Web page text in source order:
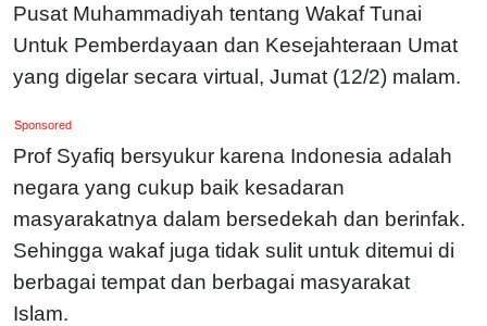
Pusat Muhammadiyah tentang Wakaf Tunai
Untuk Pemberdayaan dan Kesejahteraan Umat
yang digelar secara virtual, Jumat (12/2) malam.
Sponsored
Prof Syafiq bersyukur karena Indonesia adalah
negara yang cukup baik kesadaran
masyarakatnya dalam bersedekah dan berinfak.
Sehingga wakaf juga tidak sulit untuk ditemui di
berbagai tempat dan berbagai masyarakat
Islam.